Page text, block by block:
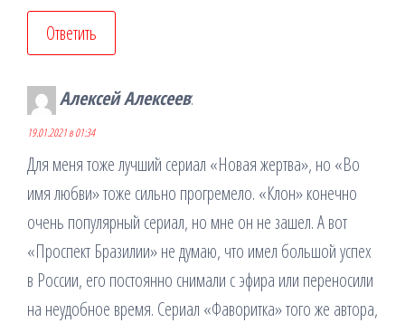
Ответить
Алексей Алексеев:
19.01.2021 в 01:34
Для меня тоже лучший сериал «Новая жертва», но «Во
имя любви» тоже сильно прогремело. «Клон» конечно
очень популярный сериал, но мне он не зашел. А вот
«Проспект Бразилии» не думаю, что имел большой успех
в России, его постоянно снимали с эфира или переносили
на неудобное время. Сериал «Фаворитка» того же автора,